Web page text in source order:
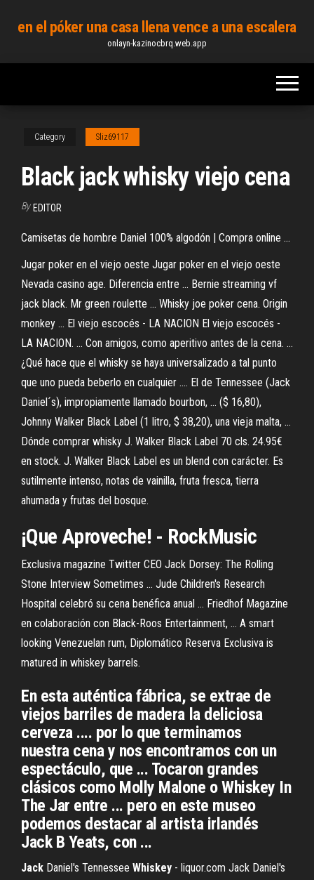
content
en el póker una casa llena vence a una escalera
onlayn-kazinocbrq.web.app
Category Sliz69117
Black jack whisky viejo cena
By EDITOR
Camisetas de hombre Daniel 100% algodón | Compra online ...
Jugar poker en el viejo oeste Jugar poker en el viejo oeste
Nevada casino age. Diferencia entre ... Bernie streaming vf
jack black. Mr green roulette ... Whisky joe poker cena. Origin
monkey ... El viejo escocés - LA NACION El viejo escocés -
LA NACION. ... Con amigos, como aperitivo antes de la cena. ...
¿Qué hace que el whisky se haya universalizado a tal punto
que uno pueda beberlo en cualquier .... El de Tennessee (Jack
Daniel´s), impropiamente llamado bourbon, ... ($ 16,80),
Johnny Walker Black Label (1 litro, $ 38,20), una vieja malta, ...
Dónde comprar whisky J. Walker Black Label 70 cls. 24.95€
en stock. J. Walker Black Label es un blend con carácter. Es
sutilmente intenso, notas de vainilla, fruta fresca, tierra
ahumada y frutas del bosque.
¡Que Aproveche! - RockMusic
Exclusiva magazine Twitter CEO Jack Dorsey: The Rolling
Stone Interview Sometimes ... Jude Children's Research
Hospital celebró su cena benéfica anual ... Friedhof Magazine
en colaboración con Black-Roos Entertainment, ... A smart
looking Venezuelan rum, Diplomático Reserva Exclusiva is
matured in whiskey barrels.
En esta auténtica fábrica, se extrae de
viejos barriles de madera la deliciosa
cerveza .... por lo que terminamos
nuestra cena y nos encontramos con un
espectáculo, que ... Tocaron grandes
clásicos como Molly Malone o Whiskey In
The Jar entre ... pero en este museo
podemos destacar al artista irlandés
Jack B Yeats, con ...
Jack Daniel's Tennessee Whiskey - liquor.com Jack Daniel's